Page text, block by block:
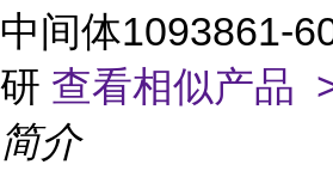
中间体1093861-
研 查看相似产品
简介